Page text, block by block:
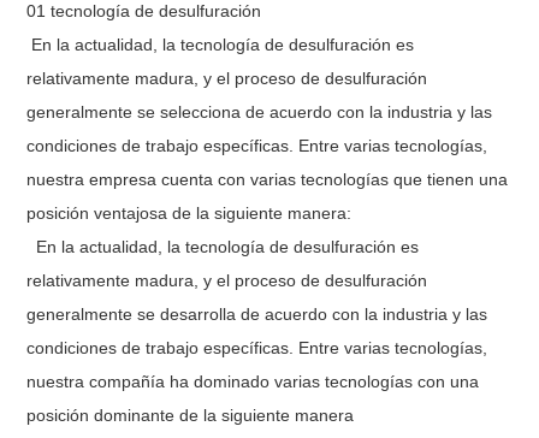
01 tecnología de desulfuración
En la actualidad, la tecnología de desulfuración es
relativamente madura, y el proceso de desulfuración
generalmente se selecciona de acuerdo con la industria y las
condiciones de trabajo específicas. Entre varias tecnologías,
nuestra empresa cuenta con varias tecnologías que tienen una
posición ventajosa de la siguiente manera:
En la actualidad, la tecnología de desulfuración es
relativamente madura, y el proceso de desulfuración
generalmente se desarrolla de acuerdo con la industria y las
condiciones de trabajo específicas. Entre varias tecnologías,
nuestra compañía ha dominado varias tecnologías con una
posición dominante de la siguiente manera